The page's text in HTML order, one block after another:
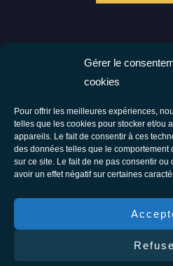
Gérer le
cookies
Pour offrir les meilleures expériences,
telles que les cookies pour stocker et/ou
appareils. Le fait de consentir à ces
des données telles que le
sur ce site. Le fait de ne pas consentir
avoir un effet négatif sur certaines
Ensemble vers
Facebook
Tous droits réservés © 2026 Vis Ta Vie
F.A.Q
Conditions
Conditions